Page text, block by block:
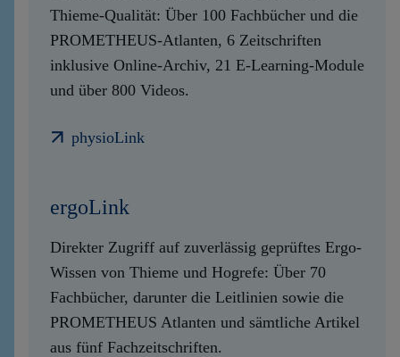
Thieme-Qualität: Über 100 Fachbücher und die
PROMETHEUS-Atlanten, 6 Zeitschriften
inklusive Online-Archiv, 21 E-Learning-Module
und über 800 Videos.
physioLink
ergoLink
Direkter Zugriff auf zuverlässig geprüftes Ergo-
Wissen von Thieme und Hogrefe: Über 70
Fachbücher, darunter die Leitlinien sowie die
PROMETHEUS Atlanten und sämtliche Artikel
aus fünf Fachzeitschriften.